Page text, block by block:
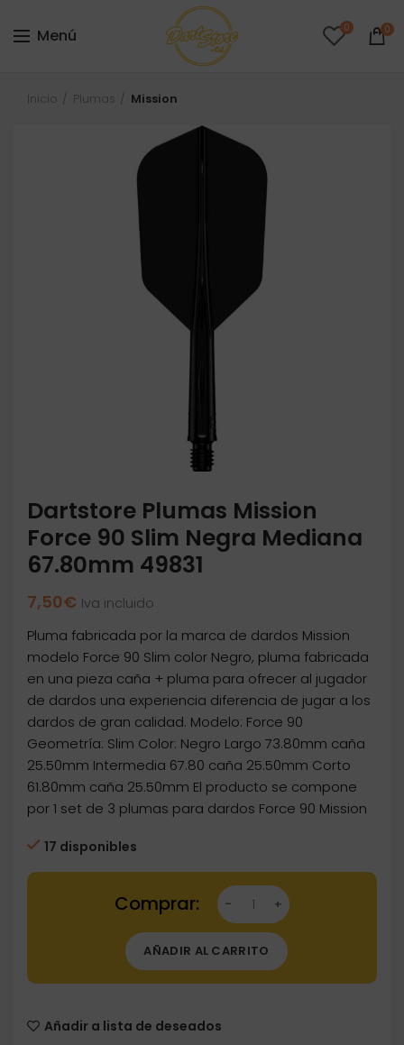
Menú 0 0
Inicio Plumas Mission
Dartstore Plumas Mission
Force 90 Slim Negra Mediana
67.80mm 49831
7,50€ Iva incluido
Pluma fabricada por la marca de dardos Mission
modelo Force 90 Slim color Negro, pluma fabricada
en una pieza caña + pluma para ofrecer al jugador
de dardos una experiencia diferencia de jugar a los
dardos de gran calidad. Modelo: Force 90
Geometría: Slim Color: Negro Largo 73.80mm caña
25.50mm Intermedia 67.80 caña 25.50mm Corto
61.80mm caña 25.50mm El producto se compone
por 1 set de 3 plumas para dardos Force 90 Mission
17 disponibles
Dartstore Plumas Mission Force 90 Slim
AÑADIR AL CARRITO
Añadir a lista de deseados